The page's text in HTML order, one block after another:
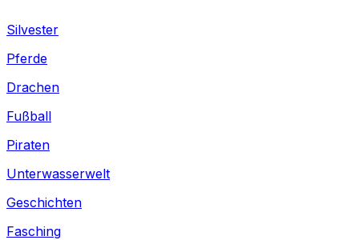
Silvester
Pferde
Drachen
Fußball
Piraten
Unterwasserwelt
Geschichten
Fasching